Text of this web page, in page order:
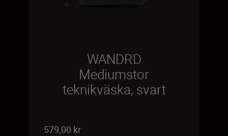
WANDRD
Mediumstor
teknikväska, svart
579,00 kr